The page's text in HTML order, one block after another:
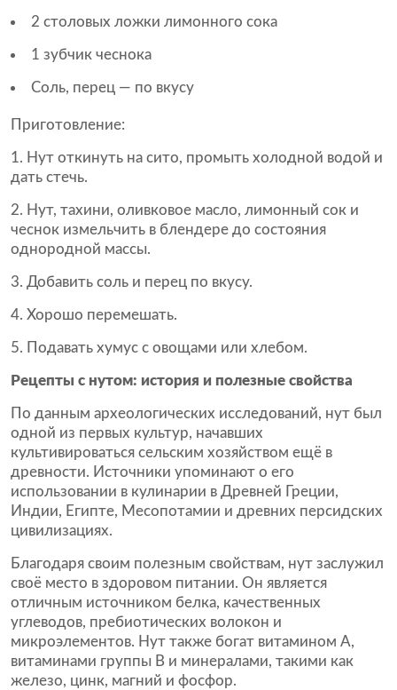
2 столовых ложки лимонного сока
1 зубчик чеснока
Соль, перец — по вкусу
Приготовление:
Нут откинуть на сито, промыть холодной водой и
дать стечь.
Нут, тахини, оливковое масло, лимонный сок и
чеснок измельчить в блендере до состояния
однородной массы.
Добавить соль и перец по вкусу.
Хорошо перемешать.
Подавать хумус с овощами или хлебом.
Рецепты с нутом: история и полезные свойства
По данным археологических исследований, нут был
одной из первых культур, начавших
культивироваться сельским хозяйством ещё в
древности. Источники упоминают о его
использовании в кулинарии в Древней Греции,
Индии, Египте, Месопотамии и древних персидских
цивилизациях.
Благодаря своим полезным свойствам, нут заслужил
своё место в здоровом питании. Он является
отличным источником белка, качественных
углеводов, пребиотических волокон и
микроэлементов. Нут также богат витамином А,
витаминами группы В и минералами, такими как
железо, цинк, магний и фосфор.